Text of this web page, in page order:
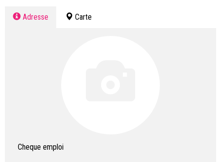
Adresse Carte
Cheque emploi